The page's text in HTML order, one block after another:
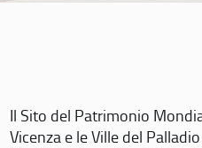
Il Sito del Patrimonio
Vicenza e le Ville del